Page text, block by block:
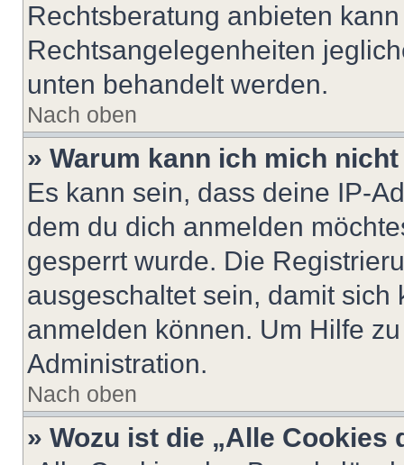
Rechtsberatung anbieten
Rechtsangelegenheiten
unten behandelt werden.
Nach oben
» Warum kann ich mich
Es kann sein, dass deine IP-
dem du dich anmelden
gesperrt wurde. Die
ausgeschaltet sein, damit
anmelden können. Um Hilfe
Administration.
Nach oben
» Wozu ist die „Alle